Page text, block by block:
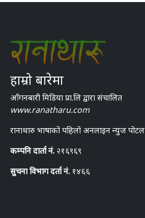
हाम्रो बारेमा
आँगनबारी मिडिया प्रा.लि द्वारा संचालित
www.ranatharu.com
रानाथारु भाषाको पहिलो अनलाइन न्युज पोटल
कम्पनि दार्ता नं. २१६९६९
सुचना विभाग दर्ता नं. १४६६